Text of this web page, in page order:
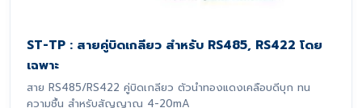
ST-TP : สายคู่บิดเกลียว สำหรับ RS485, RS422 โดย
เฉพาะ
สาย RS485/RS422 คู่บิดเกลียว ตัวนำทองแดงเคลือบดีบุก ทน
ความชื้น สำหรับสัญญาณ 4-20mA